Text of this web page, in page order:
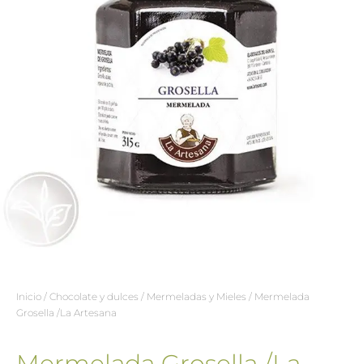
Inicio / Chocolate y dulces / Mermeladas y Mieles / Mermelada
Grosella /La Artesana